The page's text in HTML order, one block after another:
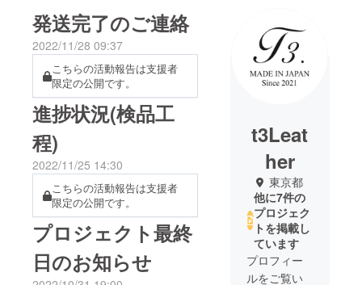
発送完了のご連絡
2022/11/28 09:37
こちらの活動報告は支援者
限定の公開です。
進捗状況(検品工
程)
2022/11/25 14:30
こちらの活動報告は支援者
限定の公開です。
プロジェクト最終
日のお知らせ
t3Leat
her
東京都
他に7件の
プロジェク
トを掲載し
ています
プロフィー
ルをご覧い